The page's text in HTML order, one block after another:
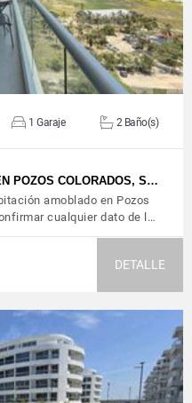
1 Garaje 2 Baño(s)
POZOS COLORADOS, S…
amoblado en Pozos
cualquier dato de l…
DETALLE